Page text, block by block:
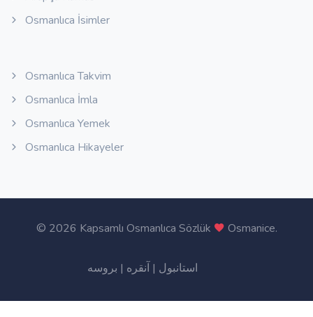
Osmanlıca İsimler
Osmanlıca Takvim
Osmanlıca İmla
Osmanlıca Yemek
Osmanlıca Hikayeler
© 2026 Kapsamlı Osmanlıca Sözlük Osmanice.
استانبول | آنقره | بروسه